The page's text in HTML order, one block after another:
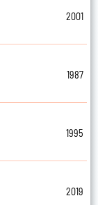
2001
1987
1995
2019